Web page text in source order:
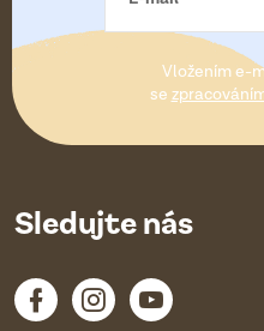
t
Vložením e-
se
Sledujte nás